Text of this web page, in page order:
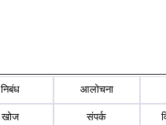
निबंध आलोचना
खोज संपर्क